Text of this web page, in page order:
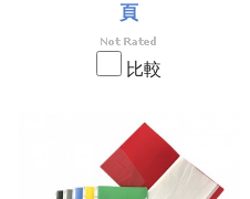
頁
比較